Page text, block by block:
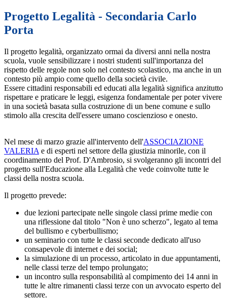
Progetto Legalità - Secondaria Carlo
Porta
Il progetto legalità, organizzato ormai da diversi anni nella nostra
scuola, vuole sensibilizzare i nostri studenti sull'importanza del
rispetto delle regole non solo nel contesto scolastico, ma anche in un
contesto più ampio come quello della società civile.
Essere cittadini responsabili ed educati alla legalità significa anzitutto
rispettare e praticare le leggi, esigenza fondamentale per poter vivere
in una società basata sulla costruzione di un bene comune e sullo
stimolo alla crescita dell'essere umano coscienzioso e onesto.
Nel mese di marzo grazie all'intervento dell'ASSOCIAZIONE
VALERIA e di esperti nel settore della giustizia minorile, con il
coordinamento del Prof. D'Ambrosio, si svolgeranno gli incontri del
progetto sull'Educazione alla Legalità che vede coinvolte tutte le
classi della nostra scuola.
Il progetto prevede:
due lezioni partecipate nelle singole classi prime medie con
una riflessione dal titolo "Non è uno scherzo", legato al tema
del bullismo e cyberbullismo;
un seminario con tutte le classi seconde dedicato all'uso
consapevole di internet e dei social;
la simulazione di un processo, articolato in due appuntamenti,
nelle classi terze del tempo prolungato;
un incontro sulla responsabilità al compimento dei 14 anni in
tutte le altre rimanenti classi terze con un avvocato esperto del
settore.